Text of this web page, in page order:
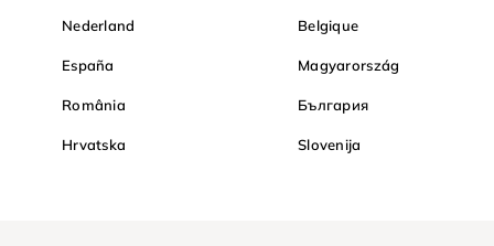
Nederland Belgique
España Magyarország
România България
Hrvatska Slovenija